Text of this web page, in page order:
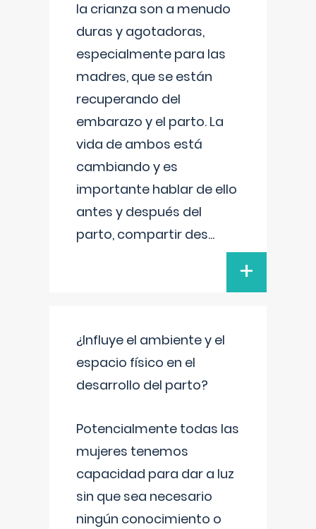
la crianza son a menudo
duras y agotadoras,
especialmente para las
madres, que se están
recuperando del
embarazo y el parto. La
vida de ambos está
cambiando y es
importante hablar de ello
antes y después del
parto, compartir des...
+
¿Influye el ambiente y el
espacio físico en el
desarrollo del parto?
Potencialmente todas las
mujeres tenemos
capacidad para dar a luz
sin que sea necesario
ningún conocimiento o